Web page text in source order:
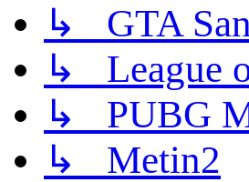
↳ GTA
↳ League
↳ PUBG
↳ Metin2